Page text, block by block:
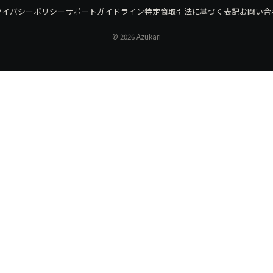
バシーポリシーサポートガイドライン特定商取引法に基づく表記お問い
© 2026 Azukari